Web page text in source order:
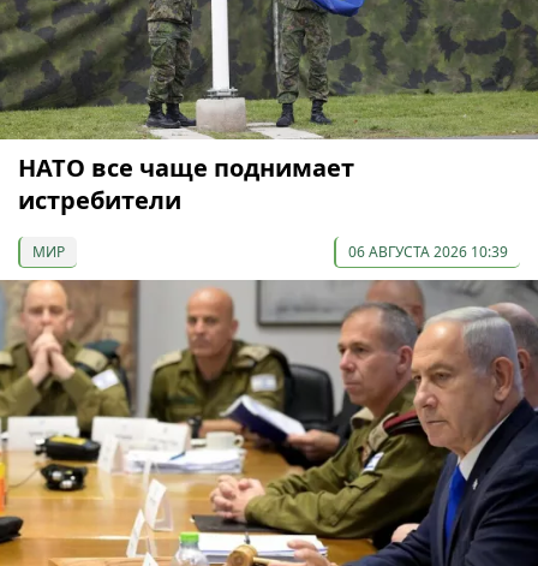
НАТО все чаще поднимает
истребители
МИР 06 АВГУСТА 2026 10:39